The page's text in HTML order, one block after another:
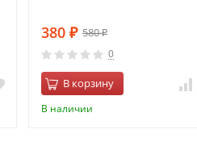
380 ₽ 580₽
0
В корзину
В наличии